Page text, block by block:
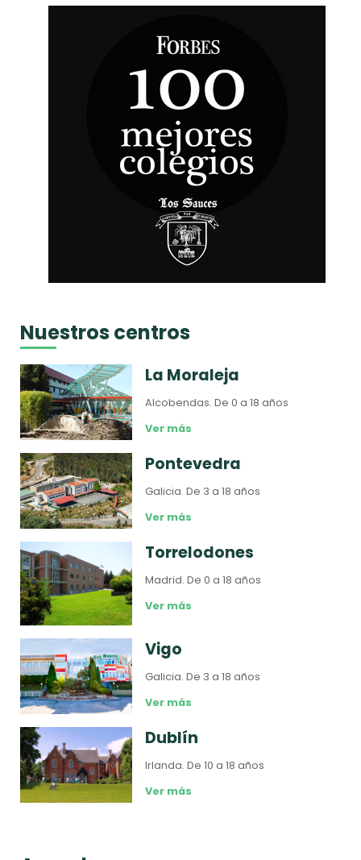
Nuestros centros
La Moraleja
Alcobendas.De 0 a 18 años
Ver más
Pontevedra
Galicia.De 3 a 18 años
Ver más
Torrelodones
Madrid.De 0 a 18 años
Ver más
Vigo
Galicia.De 3 a 18 años
Ver más
Dublín
Irlanda.De 10 a 18 años
Ver más